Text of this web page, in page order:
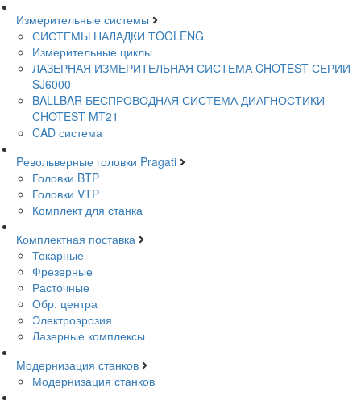
Измерительные системы
СИСТЕМЫ НАЛАДКИ ТOOLENG
Измерительные циклы
ЛАЗЕРНАЯ ИЗМЕРИТЕЛЬНАЯ СИСТЕМА CHOTEST СЕРИИ
SJ6000
BALLBAR БЕСПРОВОДНАЯ СИСТЕМА ДИАГНОСТИКИ
CHOTEST MT21
CAD система
Pевольверные головки Pragati
Головки BTP
Головки VTP
Комплект для станка
Комплектная поставка
Токарные
Фрезерные
Расточные
Обр. центра
Электроэрозия
Лазерные комплексы
Модернизация станков
Модернизация станков